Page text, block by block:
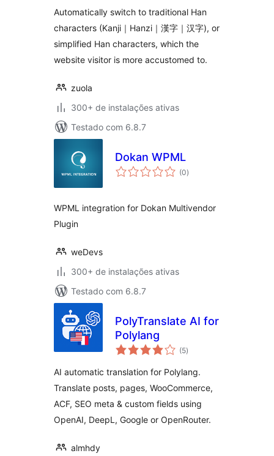
Automatically switch to traditional Han
characters (Kanji｜Hanzi｜漢字｜汉字), or
simplified Han characters, which the
website visitor is more accustomed to.
zuola
300+ de instalações ativas
Testado com 6.8.7
Dokan WPML
(0total
de
)
WPML integration for Dokan Multivendor
Plugin
weDevs
300+ de instalações ativas
Testado com 6.8.7
PolyTranslate AI for
Polylang
(5total
de
)
AI automatic translation for Polylang.
Translate posts, pages, WooCommerce,
ACF, SEO meta & custom fields using
OpenAI, DeepL, Google or OpenRouter.
almhdy